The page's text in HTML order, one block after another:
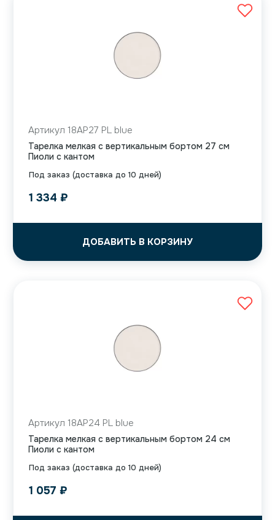
Под заказ (доставка до 10 дней)
Артикул 18AP27 PL blue
Тарелка мелкая с вертикальным бортом 27 см
Пиоли с кантом
1 334 ₽
ДОБАВИТЬ В КОРЗИНУ
Под заказ (доставка до 10 дней)
Артикул 18AP24 PL blue
Тарелка мелкая с вертикальным бортом 24 см
Пиоли с кантом
1 057 ₽